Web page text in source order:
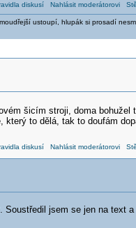
diskusí Nahlásit moderátorovi
ustoupí, hlupák si prosadí
šicím stroji, doma bohužel
který to dělá, tak to doufám
diskusí Nahlásit moderátorovi
Soustředil jsem se jen na text a